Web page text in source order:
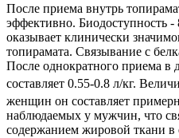
После приема внутрь
эффективно. Биодоступность
оказывает клинически
топирамата. Связывание с
После однократного приема в
составляет 0.55-0.8 л/кг.
женщин он составляет
наблюдаемых у мужчин, что
содержанием жировой ткани